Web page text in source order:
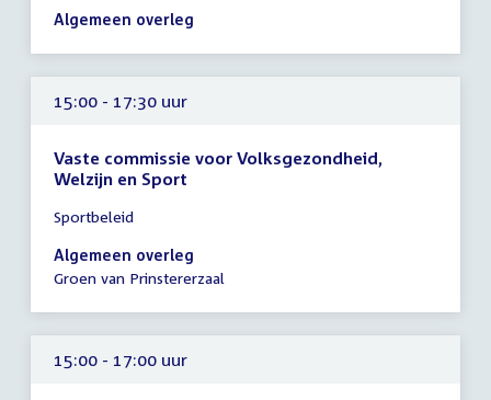
17:30
Algemeen overleg
15:00 - 17:30 uur
Vaste commissie voor Volksgezondheid,
Welzijn en Sport
vergadering
15:00
-
uur
Sportbeleid
Algemeen overleg
Groen van Prinstererzaal
15:00 - 17:00 uur